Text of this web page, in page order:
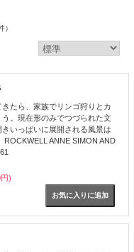
）
たら、家族でリンゴ狩りとカ
。現在形のみでつづられた文
いっぱいに展開される風景は
ANNE SIMON AND
)